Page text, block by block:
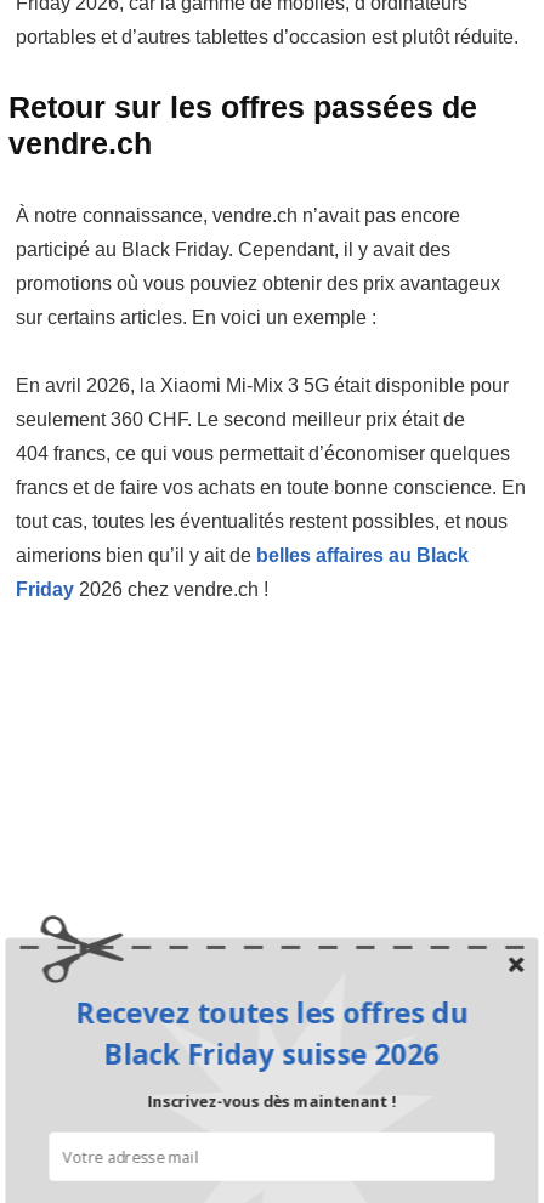
portables et d’autres tablettes d’occasion est plutôt réduite.
Retour sur les offres passées de
vendre.ch
À notre connaissance, vendre.ch n’avait pas encore
participé au Black Friday. Cependant, il y avait des
promotions où vous pouviez obtenir des prix avantageux
sur certains articles. En voici un exemple :
En avril 2026, la Xiaomi Mi-Mix 3 5G était disponible pour
seulement 360 CHF. Le second meilleur prix était de
404 francs, ce qui vous permettait d’économiser quelques
francs et de faire vos achats en toute bonne conscience. En
tout cas, toutes les éventualités restent possibles, et nous
aimerions bien qu’il y ait de belles affaires au Black
Friday 2026 chez vendre.ch !
Recevez toutes les offres du
Black Friday suisse 2026
Inscrivez-vous dès maintenant !